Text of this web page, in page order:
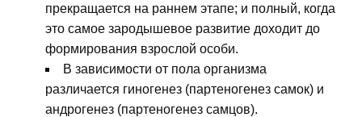
прекращается на раннем этапе; и полный, когда
это самое зародышевое развитие доходит до
формирования взрослой особи.
В зависимости от пола организма
различается гиногенез (партеногенез самок) и
андрогенез (партеногенез самцов).